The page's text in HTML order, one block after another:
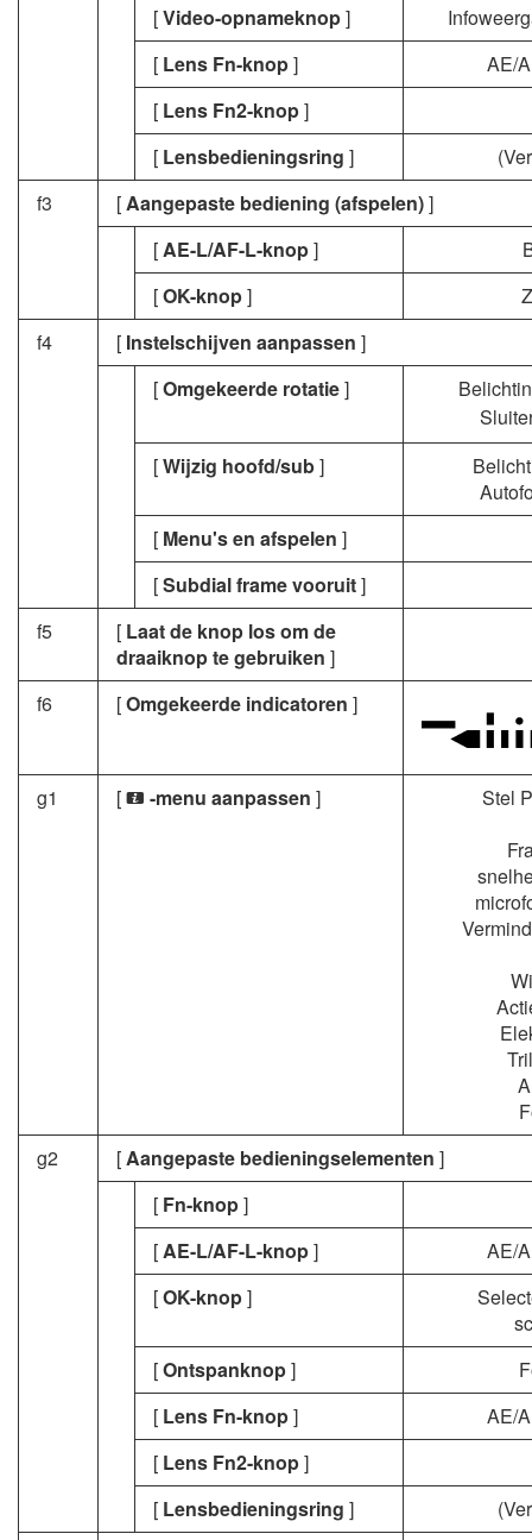
[Video-opnameknop]
[ Lens Fn-knop]
AE/
[ Lens Fn2-knop]
[ Lensbedieningsring ]
f3
[Aangepaste bediening (afspelen)]
[AE-L/AF-L-knop]
[OK-knop]
f4
[ Instelschijven aanpassen ]
[Omgekeerde rotatie]
[Wijzig hoofd/sub]
[ Menu's en afspelen ]
[Subdial frame vooruit]
f5
[ Laat de knop los om de
draaiknop te gebruiken ]
f6
[Omgekeerde indicatoren ]
g1 [ i -menu aanpassen ]
Stel
g2
[Aangepaste bedieningselementen ]
[ Fn-knop]
[AE-L/AF-L-knop]
AE/
[OK-knop]
[Ontspanknop]
[ Lens Fn-knop]
AE/
[ Lens Fn2-knop]
[ Lensbedieningsring ]